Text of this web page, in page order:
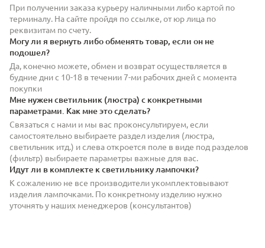
При получении заказа курьеру наличными либо картой по
терминалу. На сайте пройдя по ссылке, от юр лица по
реквизитам по счету.
Могу ли я вернуть либо обменять товар, если он не
подошел?
Да, конечно можете, обмен и возврат осуществляется в
будние дни с 10-18 в течении 7-ми рабочих дней с момента
покупки
Мне нужен светильник (люстра) с конкретными
параметрами. Как мне это сделать?
Связаться с нами и мы вас проконсультируем, если
самостоятельно выбираете раздел изделия (люстра,
светильник итд.) и слева откроется поле в виде под разделов
(фильтр) выбираете параметры важные для вас.
Идут ли в комплекте к светильнику лампочки?
К сожалению не все производители укомплектовывают
изделия лампочками. По конкретному изделию нужно
уточнять у наших менеджеров (консультантов)